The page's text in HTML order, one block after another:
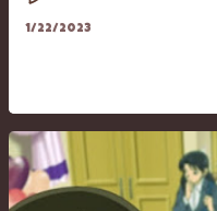
1/22/2023